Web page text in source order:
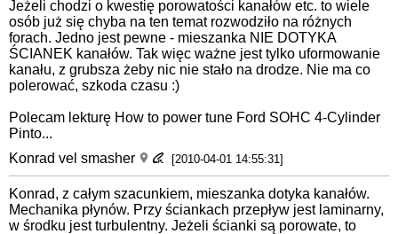
Jeżeli chodzi o kwestię porowatości kanałów etc. to wiele
osób już się chyba na ten temat rozwodziło na różnych
forach. Jedno jest pewne - mieszanka NIE DOTYKA
ŚCIANEK kanałów. Tak więc ważne jest tylko uformowanie
kanału, z grubsza żeby nic nie stało na drodze. Nie ma co
polerować, szkoda czasu :)
Polecam lekturę How to power tune Ford SOHC 4-Cylinder
Pinto...
Konrad vel smasher
[2010-04-01 14:55:31]
Konrad, z całym szacunkiem, mieszanka dotyka kanałów.
Mechanika płynów. Przy ściankach przepływ jest laminarny,
w środku jest turbulentny. Jeżeli ścianki są porowate, to